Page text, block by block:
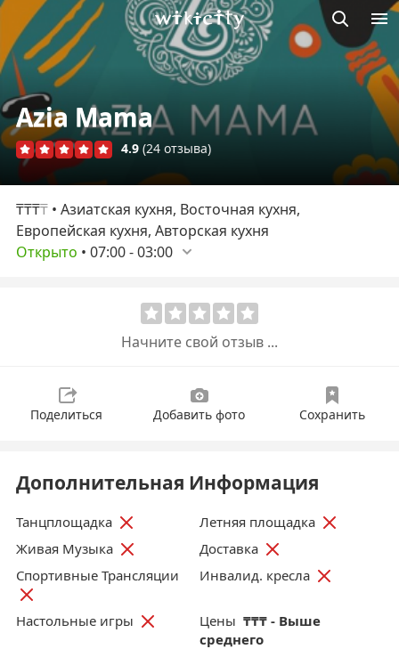
Викисити
Azia Mama
4.9 (24 отзыва)
₸₸₸₸ • Азиатская кухня, Восточная кухня,
Европейская кухня, Авторская кухня
Открыто • 07:00-03:00
Начните свой отзыв ...
Поделиться Добавить фото Сохранить
Дополнительная Информация
Танцплощадка
Летняя площадка
Живая Музыка
Доставка
Спортивные Трансляции
Инвалид. кресла
Настольные игры Цены ₸₸₸ - Выше
среднего